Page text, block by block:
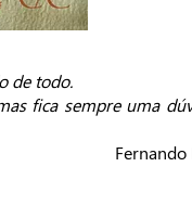
de todo.
fica sempre uma